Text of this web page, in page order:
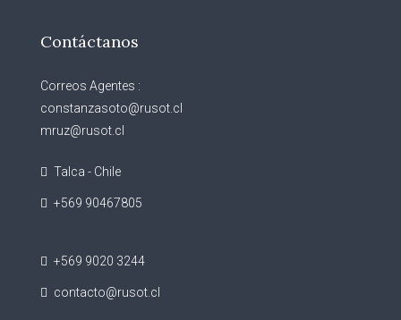
Contáctanos
Correos Agentes :
constanzasoto@rusot.cl
mruz@rusot.cl
Talca - Chile
+569 90467805
+569 9020 3244
contacto@rusot.cl